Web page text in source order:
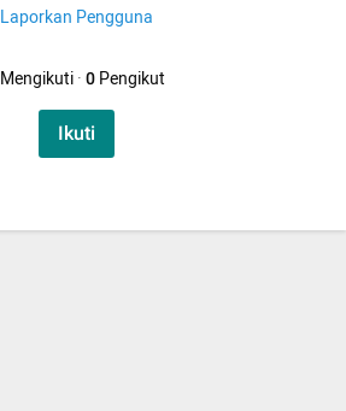
Laporkan Pengguna
Mengikuti·0Pengikut
Ikuti